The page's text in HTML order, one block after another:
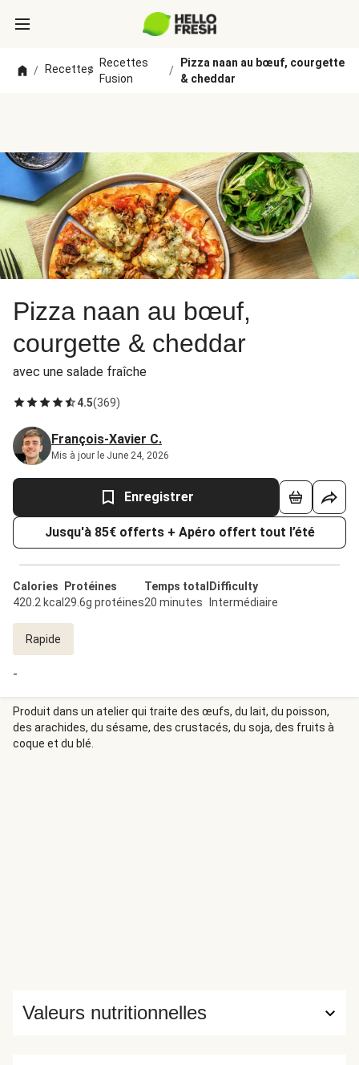
/ Recettes
/
Recettes
Fusion
/
Pizza naan au bœuf, courgette
& cheddar
Pizza naan au bœuf,
courgette & cheddar
avec une salade fraîche
4.5(369)
François-Xavier C.
Mis à jour le June 24, 2026
Enregistrer
Jusqu'à 85€ offerts + Apéro offert tout l’été
Calories
420.2 kcal
Protéines
29.6g protéines
Temps total
20 minutes
Difficulty
Intermédiaire
Rapide
-
Produit dans un atelier qui traite des œufs, du lait, du poisson,
des arachides, du sésame, des crustacés, du soja, des fruits à
coque et du blé.
Valeurs nutritionnelles